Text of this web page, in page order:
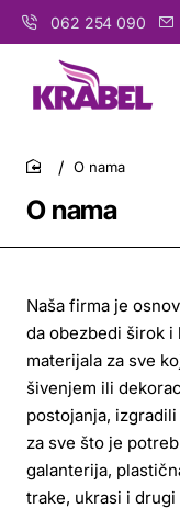
062 254 090
O nama
home
O nama
Naša firma je
da obezbedi širok i
materijala za sve
šivenjem ili
postojanja,
za sve što je
galanterija,
trake, ukrasi i